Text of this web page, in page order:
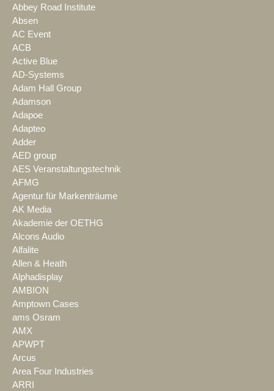
Abbey Road Institute
Absen
AC Event
ACB
Active Blue
AD-Systems
Adam Hall Group
Adamson
Adapoe
Adapteo
Adder
AED group
AES Veranstaltungstechnik
AFMG
Agentur für Markenträume
AK Media
Akademie der OETHG
Alcons Audio
Alfalite
Allen & Heath
Alphadisplay
AMBION
Amptown Cases
ams Osram
AMX
APWPT
Arcus
Area Four Industries
ARRI